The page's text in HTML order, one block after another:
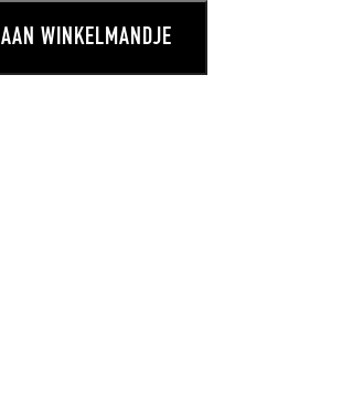
TOEVOEGEN AAN WINKELMANDJE